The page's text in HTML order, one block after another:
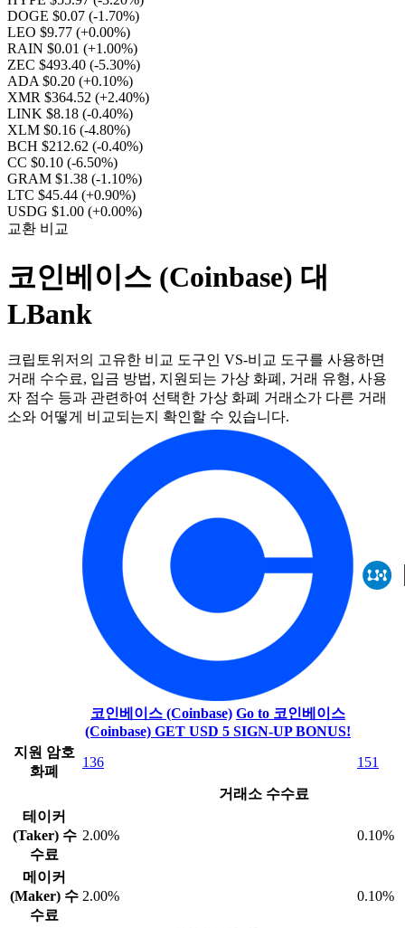
DOGE $0.07 (-1.70%)
LEO $9.77 (+0.00%)
RAIN $0.01 (+1.00%)
ZEC $493.40 (-5.30%)
ADA $0.20 (+0.10%)
XMR $364.52 (+2.40%)
LINK $8.18 (-0.40%)
XLM $0.16 (-4.80%)
BCH $212.62 (-0.40%)
CC $0.10 (-6.50%)
GRAM $1.38 (-1.10%)
LTC $45.44 (+0.90%)
USDG $1.00 (+0.00%)
교환 비교
코인베이스 (Coinbase) 대
LBank
크립토위저의 고유한 비교 도구인 VS-비교 도구를 사용하면
거래 수수료, 입금 방법, 지원되는 가상 화폐, 거래 유형, 사용
자 점수 등과 관련하여 선택한 가상 화폐 거래소가 다른 거래
소와 어떻게 비교되는지 확인할 수 있습니다.
코인베이스 (Coinbase) Go to 코인베이스
(Coinbase) GET USD 5 SIGN-UP BONUS!
지원 암호
화폐
136 151
거래소 수수료
테이커
(Taker) 수
수료
2.00% 0.10%
메이커
(Maker) 수
수료
2.00% 0.10%